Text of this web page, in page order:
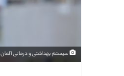
سیستم بهداشتی و درمانی آلمان